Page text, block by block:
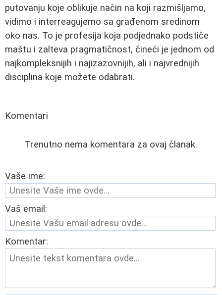
putovanju koje oblikuje način na koji razmišljamo,
vidimo i interreagujemo sa građenom sredinom
oko nas. To je profesija koja podjednako podstiče
maštu i zalteva pragmatičnost, čineći je jednom od
najkompleksnijih i najizazovnijih, ali i najvrednijih
disciplina koje možete odabrati.
Komentari
Trenutno nema komentara za ovaj članak.
Vaše ime:
Vaš email:
Komentar: